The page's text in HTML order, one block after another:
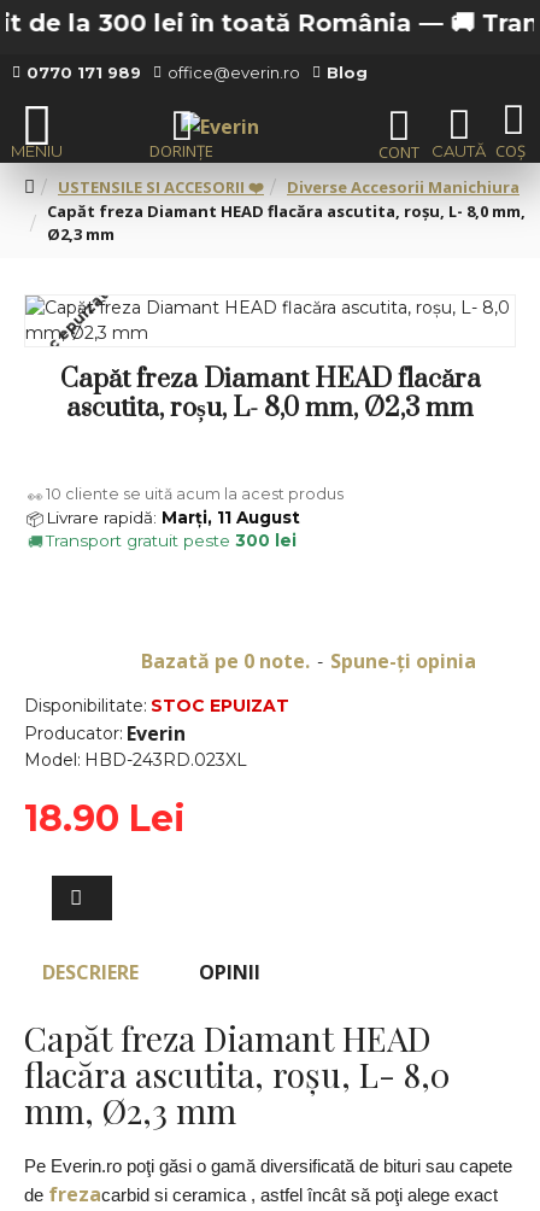
la 300 lei în toată România —🚚
0770 171 989 office@everin.ro Blog
USTENSILE SI ACCESORII ❤️
Diverse Accesorii Manichiura
Capăt freza Diamant HEAD flacăra ascutita, roșu, L- 8,0 mm,
Ø2,3 mm
Stoc epuizat
Capăt freza Diamant HEAD flacăra
ascutita, roșu, L- 8,0 mm, Ø2,3 mm
Disponibilitate: STOC EPUIZAT
Producator: Everin
Model: HBD-243RD.023XL
Bazată pe 0 note. - Spune-ţi opinia
18.90 Lei
👀 10 cliente se uită acum la acest produs
📦 Livrare rapidă: Marți, 11 August
🚚Transport gratuit peste 300 lei
DESCRIERE OPINII
Capăt freza Diamant HEAD
flacăra ascutita, roșu, L- 8,0
mm, Ø2,3 mm
Pe Everin.ro poţi găsi o gamă diversificată de bituri sau capete
de frezacarbid si ceramica , astfel încât să poţi alege exact